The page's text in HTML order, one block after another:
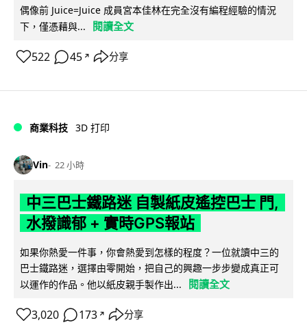
偶像前 Juice=Juice 成員宮本佳林在完全沒有編程經驗的情況
下，僅憑藉與...
閱讀全文
522 45 ↗ 分享
商業科技 3D 打印
Vin 22 小時
中三巴士鐵路迷 自製紙皮遙控巴士 門,
水撥識郁 + 實時GPS報站
如果你熱愛一件事，你會熱愛到怎樣的程度？一位就讀中三的
巴士鐵路迷，選擇由零開始，把自己的興趣一步步變成真正可
以運作的作品。他以紙皮親手製作出...
閱讀全文
3,020 173 ↗ 分享